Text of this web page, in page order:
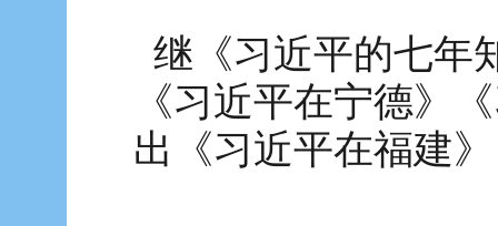
继《习近平的七年
《习近平在宁德》
出《习近平在福建